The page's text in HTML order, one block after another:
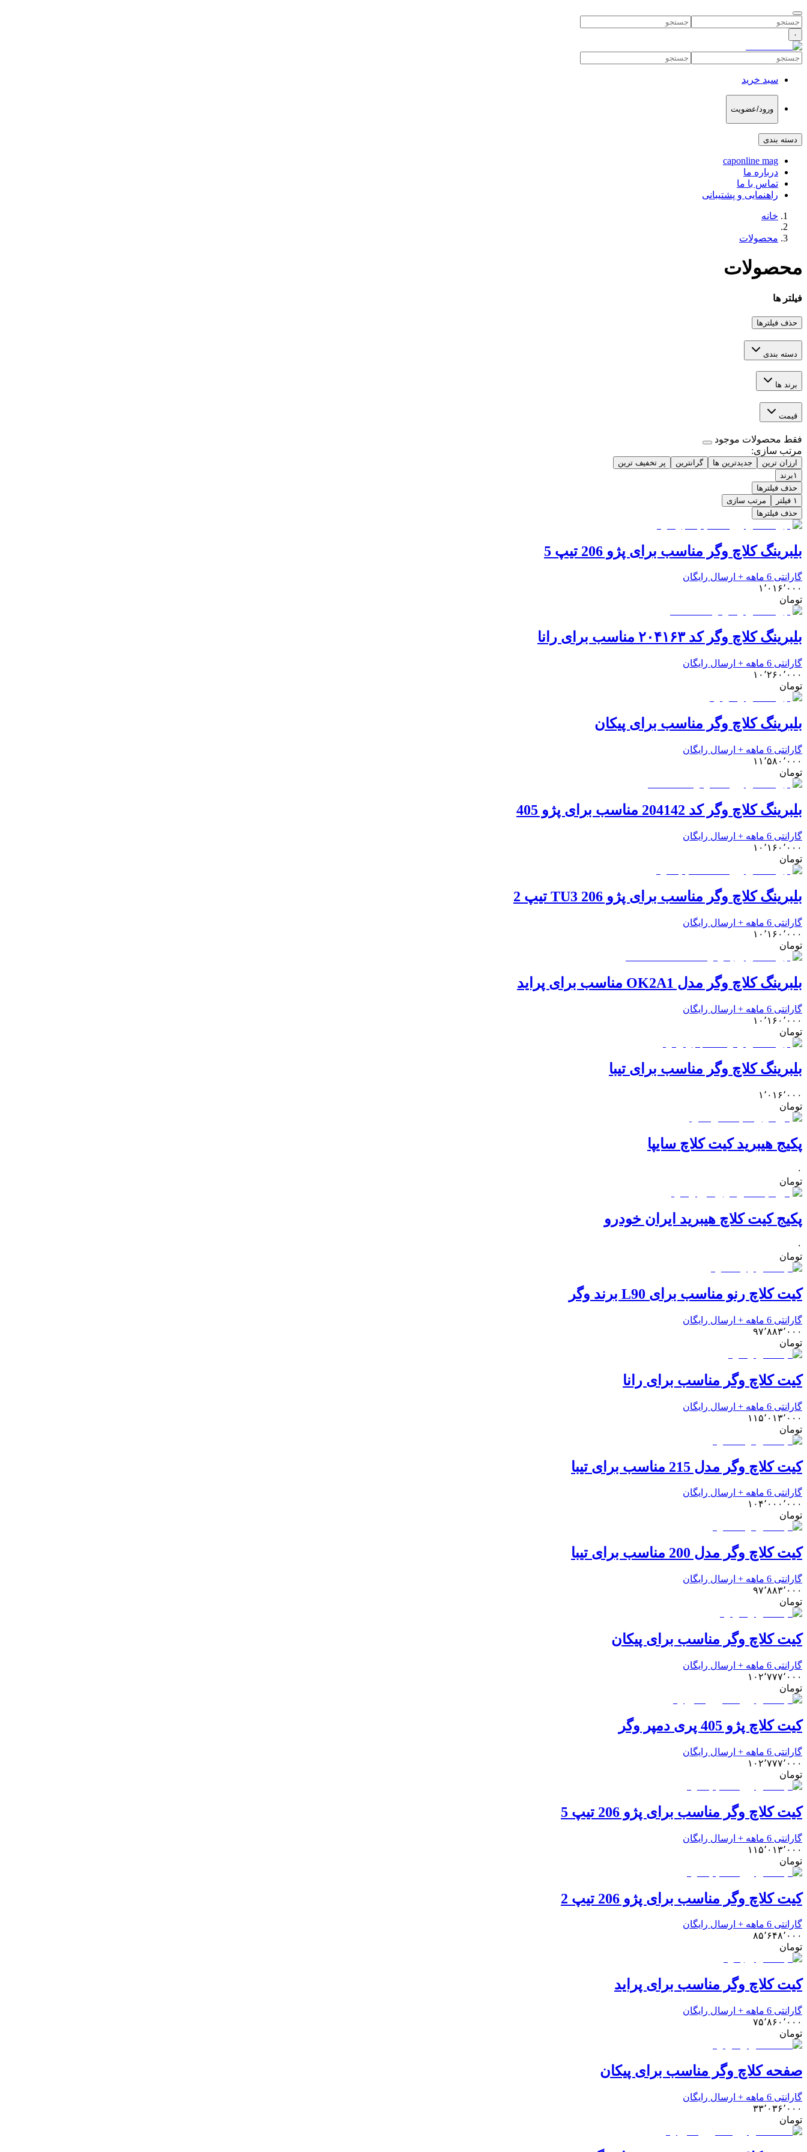
۰
سبد خرید
ورود/عضویت
دسته بندی
caponline mag
درباره ما
تماس با ما
راهنمایی و پشتیبانی
خانه
محصولات
محصولات
فیلتر ها
حذف فیلترها
دسته بندی
برند ها
قیمت
فقط محصولات موجود
مرتب سازی:
ارزان ترین جدیدترین ها گرانترین
پر تخفیف ترین
۱ برند
حذف فیلترها
۱ فیلتر
مرتب سازی
حذف فیلترها
بلبرینگ کلاچ وگر مناسب برای پژو 206 تیپ 5
گارانتی 6 ماهه + ارسال رایگان
۱٬۰۱۶٬۰۰۰
تومان
بلبرینگ کلاچ وگر کد ۲۰۴۱۶۳ مناسب برای رانا
گارانتی 6 ماهه + ارسال رایگان
۱۰٬۲۶۰٬۰۰۰
تومان
بلبرینگ کلاچ وگر مناسب برای پیکان
گارانتی 6 ماهه + ارسال رایگان
۱۱٬۵۸۰٬۰۰۰
تومان
بلبرینگ کلاچ وگر کد 204142 مناسب برای پژو 405
گارانتی 6 ماهه + ارسال رایگان
۱۰٬۱۶۰٬۰۰۰
تومان
بلبرینگ کلاچ وگر مناسب برای پژو 206 TU3 تیپ 2
گارانتی 6 ماهه + ارسال رایگان
۱۰٬۱۶۰٬۰۰۰
تومان
بلبرینگ کلاچ وگر مدل OK2A1 مناسب برای پراید
گارانتی 6 ماهه + ارسال رایگان
۱۰٬۱۶۰٬۰۰۰
تومان
بلبرینگ کلاچ وگر مناسب برای تیبا
۱٬۰۱۶٬۰۰۰
تومان
پکیج هیبرید کیت کلاچ سایپا
۰
تومان
پکیج کیت کلاچ هیبرید ایران خودرو
۰
تومان
کیت کلاچ رنو مناسب برای L90 برند وگر
گارانتی 6 ماهه + ارسال رایگان
۹۷٬۸۸۳٬۰۰۰
تومان
کیت کلاچ وگر مناسب برای رانا
گارانتی 6 ماهه + ارسال رایگان
۱۱۵٬۰۱۳٬۰۰۰
تومان
کیت کلاچ وگر مدل 215 مناسب برای تیبا
گارانتی 6 ماهه + ارسال رایگان
۱۰۴٬۰۰۰٬۰۰۰
تومان
کیت کلاچ وگر مدل 200 مناسب برای تیبا
گارانتی 6 ماهه + ارسال رایگان
۹۷٬۸۸۳٬۰۰۰
تومان
کیت کلاچ وگر مناسب برای پیکان
گارانتی 6 ماهه + ارسال رایگان
۱۰۲٬۷۷۷٬۰۰۰
تومان
کیت کلاچ پژو 405 پری دمپر وگر
گارانتی 6 ماهه + ارسال رایگان
۱۰۲٬۷۷۷٬۰۰۰
تومان
کیت کلاچ وگر مناسب برای پژو 206 تیپ 5
گارانتی 6 ماهه + ارسال رایگان
۱۱۵٬۰۱۳٬۰۰۰
تومان
کیت کلاچ وگر مناسب برای پژو 206 تیپ 2
گارانتی 6 ماهه + ارسال رایگان
۸۵٬۶۴۸٬۰۰۰
تومان
کیت کلاچ وگر مناسب برای پراید
گارانتی 6 ماهه + ارسال رایگان
۷۵٬۸۶۰٬۰۰۰
تومان
صفحه کلاچ وگر مناسب برای پیکان
گارانتی 6 ماهه + ارسال رایگان
۳۳٬۰۳۶٬۰۰۰
تومان